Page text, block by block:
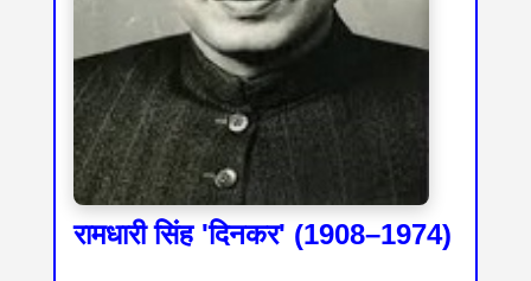
रामधारी सिंह 'दिनकर' (1908–1974)